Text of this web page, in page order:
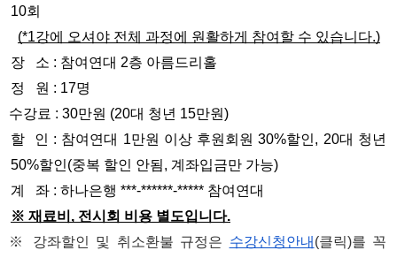
10회
(*1강에 오셔야 전체 과정에 원활하게 참여할 수 있습니다.)
장   소 : 참여연대 2층 아름드리홀
정   원 : 17명
수강료 : 30만원 (20대 청년 15만원)
할  인 : 참여연대 1만원 이상 후원회원 30%할인, 20대 청년
50%할인(중복 할인 안됨, 계좌입금만 가능)
계   좌 : 하나은행 ***-******-***** 참여연대
※ 재료비, 전시회 비용 별도입니다.
※ 강좌할인 및 취소환불 규정은 수강신청안내 (클릭)를 꼭